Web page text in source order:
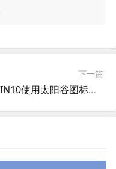
下一篇
WIN10使用太阳谷图标后，文件夹缩略图会冒出来很不美观